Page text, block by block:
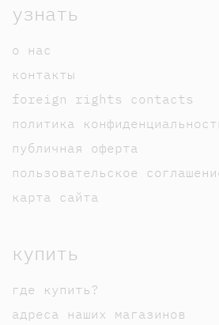
узнать
о нас
контакты
foreign rights contacts
политика
публичная оферта
пользовательское
карта сайта
купить
где купить?
адреса наших магазинов